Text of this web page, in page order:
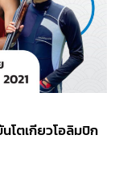
โตเกียวโอลิมปิก